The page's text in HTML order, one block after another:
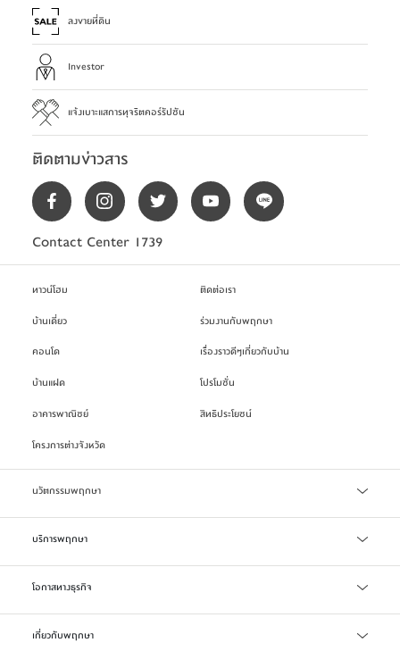
ลงขายที่ดิน
Investor
แจ้งเบาะแสการทุจริตคอร์รัปชัน
ติดตามข่าวสาร
Contact Center 1739
ทาวน์โฮม
บ้านเดี่ยว
คอนโด
บ้านแฝด
อาคารพาณิชย์
โครงการต่างจังหวัด
ติดต่อเรา
ร่วมงานกับพฤกษา
เรื่องราวดีๆเกี่ยวกับบ้าน
โปรโมชั่น
สิทธิประโยชน์
นวัตกรรมพฤกษา
เทคโนโลยี Precast
บริการพฤกษา
บริการสินเชื่อ
บริการแจ้งซ่อม/แจ้งปัญหา
โอกาสทางธุรกิจ
จัดซื้อจัดจ้าง
ลงทะเบียน Online Broker
เกี่ยวกับพฤกษา